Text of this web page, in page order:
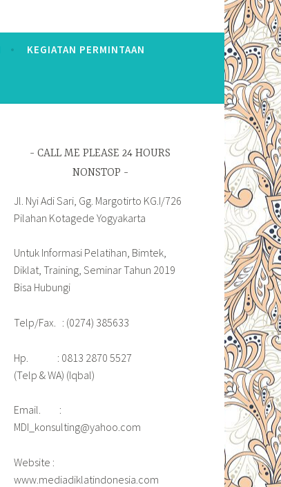
KEGIATAN PERMINTAAN
CALL ME PLEASE 24 HOURS
NONSTOP
Jl. Nyi Adi Sari, Gg. Margotirto KG.I/726
Pilahan Kotagede Yogyakarta
Untuk Informasi Pelatihan, Bimtek,
Diklat, Training, Seminar Tahun 2019
Bisa Hubungi
Telp/Fax. : (0274) 385633
Hp. : 0813 2870 5527
(Telp & WA) (Iqbal)
Email. :
MDI_konsulting@yahoo.com
Website :
www.mediadiklatindonesia.com